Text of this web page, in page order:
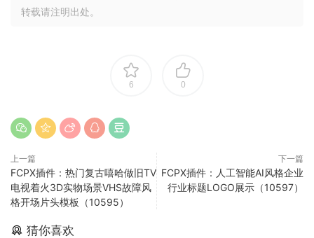
转载请注明出处。
6 0
上一篇
FCPX插件：热门复古嘻哈做旧TV
电视着火3D实物场景VHS故障风
格开场片头模板（10595）
下一篇
FCPX插件：人工智能AI风格企业
行业标题LOGO展示（10597）
猜你喜欢